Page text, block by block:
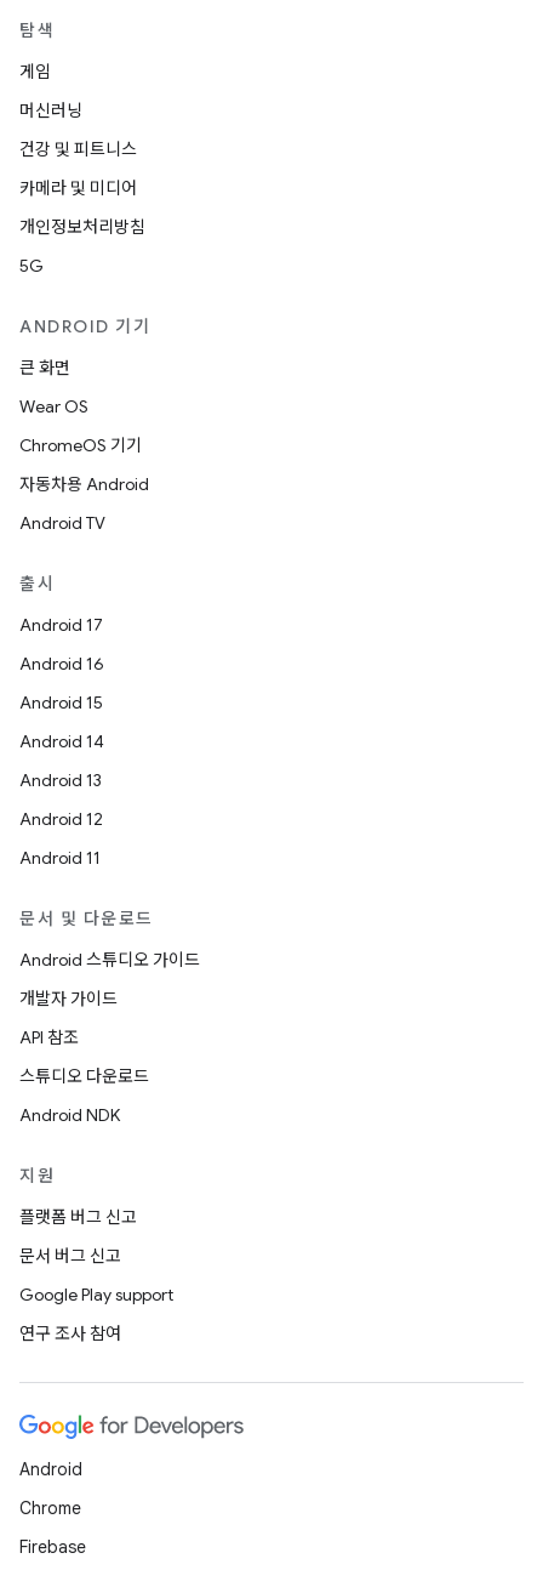
탐색
게임
머신러닝
건강 및 피트니스
카메라 및 미디어
개인정보처리방침
5G
ANDROID 기기
큰 화면
Wear OS
ChromeOS 기기
자동차용 Android
Android TV
출시
Android 17
Android 16
Android 15
Android 14
Android 13
Android 12
Android 11
문서 및 다운로드
Android 스튜디오 가이드
개발자 가이드
API 참조
스튜디오 다운로드
Android NDK
지원
플랫폼 버그 신고
문서 버그 신고
Google Play support
연구 조사 참여
Android
Chrome
Firebase